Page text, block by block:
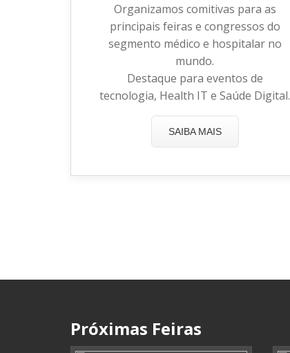
Organizamos comitivas para as
principais feiras e congressos do
segmento médico e hospitalar no
mundo.
Destaque para eventos de
tecnologia, Health IT e Saúde Digital.
SAIBA MAIS
Próximas Feiras